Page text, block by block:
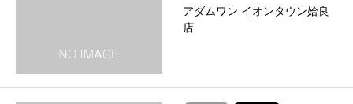
アダムワン イオンタウン姶良
店